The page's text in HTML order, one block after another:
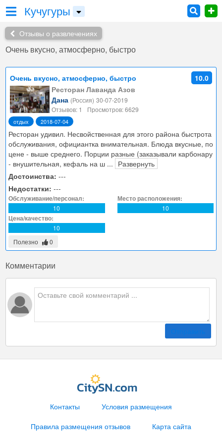
Кучугуры
Отзывы о развлечениях
Очень вкусно, атмосферно, быстро
Очень вкусно, атмосферно, быстро
10.0
Ресторан Лаванда Азов
Дана (Россия) 30-07-2019
Отзывов: 1
Просмотров: 6629
отдых 2018-07-04
Ресторан удивил. Несвойственная для этого района быстрота
обслуживания, официантка внимательная. Блюда вкусные, по
цене - выше среднего. Порции разные (заказывали карбонару
- внушительная, кефаль на ш ... Развернуть
Достоинства: ---
Недостатки: ---
Обслуживание/персонал:
10
Место расположения:
10
Цена/качество:
10
Полезно
0
Комментарии
Отправить
Контакты
Условия размещения
Правила размещения отзывов
Карта сайта